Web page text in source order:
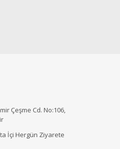
Çeşme Cd. No:106,
İçi Hergün Ziyarete